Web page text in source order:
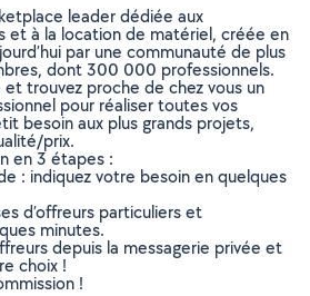
leader dédiée aux
et à la location de matériel, créée en
par une communauté de plus
dont 300 000 professionnels.
trouvez proche de chez vous un
pour réaliser toutes vos
besoin aux plus grands projets,
prix.
en 3 étapes :
: indiquez votre besoin en quelques
d’offreurs particuliers et
minutes.
depuis la messagerie privée et
choix !
!